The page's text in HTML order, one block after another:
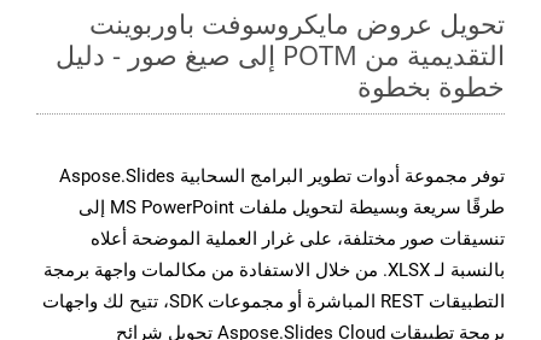
تحويل عروض مايكروسوفت باوربوينت
التقديمية من POTM إلى صيغ صور - دليل
خطوة بخطوة
توفر مجموعة أدوات تطوير البرامج السحابية Aspose.Slides
طرقًا سريعة وبسيطة لتحويل ملفات MS PowerPoint إلى
تنسيقات صور مختلفة، على غرار العملية الموضحة أعلاه
بالنسبة لـ XLSX. من خلال الاستفادة من مكالمات واجهة برمجة
التطبيقات REST المباشرة أو مجموعات SDK، تتيح لك واجهات
برمجة تطبيقات Aspose.Slides Cloud تحويل شرائح